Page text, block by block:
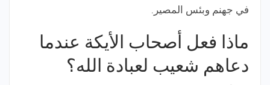
في جهنم وبئس المصير.
ماذا فعل أصحاب الأيكة عندما
دعاهم شعيب لعبادة الله؟